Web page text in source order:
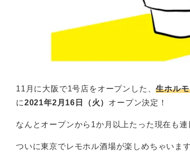
11月に大阪で1号店をオープンした、生ホル
に2021年2月16日（火） オープン決定！
なんとオープンから1か月以上たった現在も
ついに東京でレモホル酒場が楽しめちゃいます